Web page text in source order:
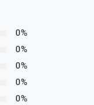
0%
0%
0%
0%
0%